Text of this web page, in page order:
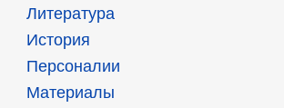
Литература
История
Персоналии
Материалы